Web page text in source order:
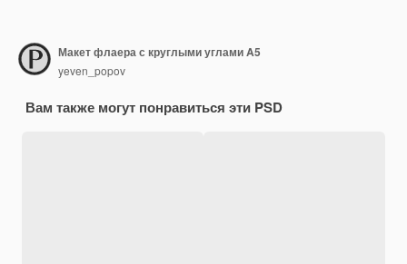
Макет флаера с круглыми углами A5
yeven_popov
Вам также могут понравиться эти PSD